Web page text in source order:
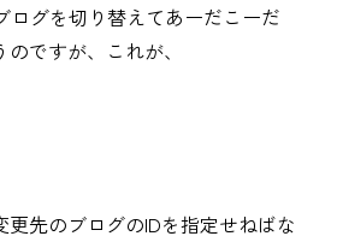
グを切り替えてあーだこーだ
ですが、これが、
先のブログのIDを指定せねばな